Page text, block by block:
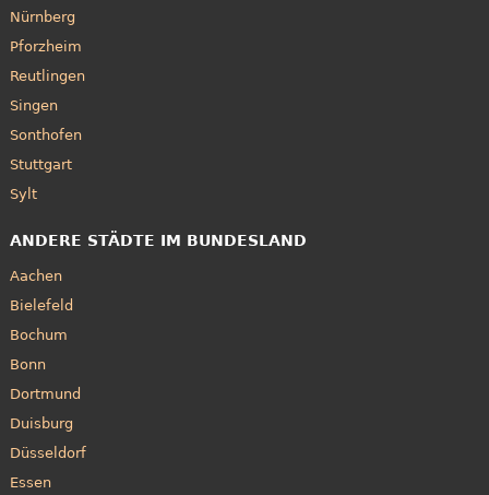
Nürnberg
Pforzheim
Reutlingen
Singen
Sonthofen
Stuttgart
Sylt
ANDERE STÄDTE IM BUNDESLAND
Aachen
Bielefeld
Bochum
Bonn
Dortmund
Duisburg
Düsseldorf
Essen